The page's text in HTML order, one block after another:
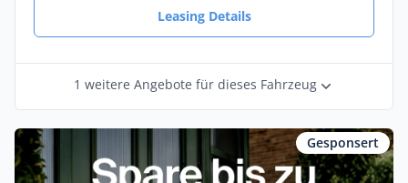
Leasing Details
1 weitere Angebote für dieses Fahrzeug
Gesponsert